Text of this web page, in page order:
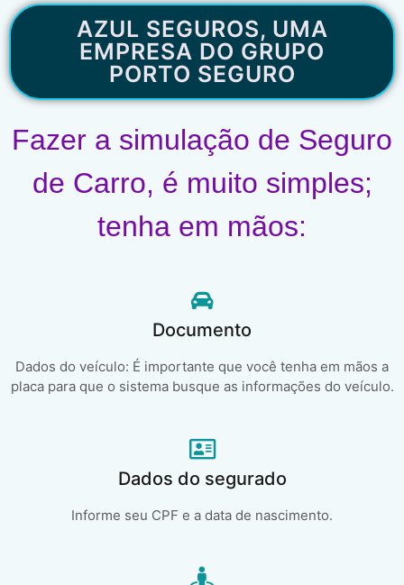
AZUL SEGUROS, UMA
EMPRESA DO GRUPO
PORTO SEGURO
Fazer a simulação de Seguro
de Carro, é muito simples;
tenha em mãos:
Documento
Dados do veículo: É importante que você tenha em mãos a
placa para que o sistema busque as informações do veículo.
Dados do segurado
Informe seu CPF e a data de nascimento.